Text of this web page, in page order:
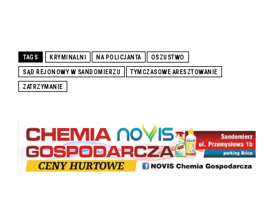
TAGS KRYMINALNI NA POLICJANTA OSZUSTWO
SĄD REJONOWY W SANDOMIERZU TYMCZASOWE ARESZTOWANIE
ZATRZYMANIE